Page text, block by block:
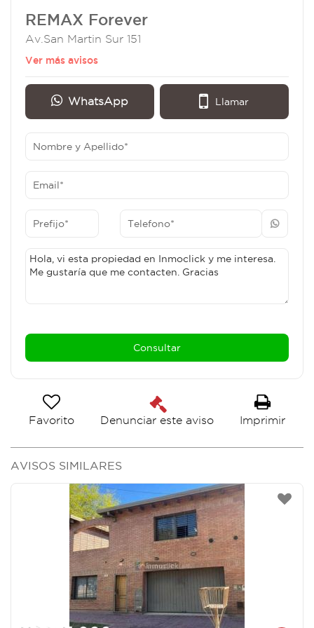
REMAX Forever
Av.San Martin Sur 151
Ver más avisos
WhatsApp Llamar
Favorito Denunciar este aviso Imprimir
AVISOS SIMILARES